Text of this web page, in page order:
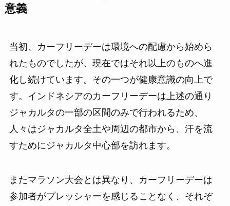
意義
当初、カーフリーデーは環境への配慮から始めら
れたものでしたが、現在ではそれ以上のものへ進
化し続けています。その一つが健康意識の向上で
す。インドネシアのカーフリーデーは上述の通り
ジャカルタの一部の区間のみで行われるため、
人々はジャカルタ全土や周辺の都市から、汗を流
すためにジャカルタ中心部を訪れます。
またマラソン大会とは異なり、カーフリーデーは
参加者がプレッシャーを感じることなく、それぞ